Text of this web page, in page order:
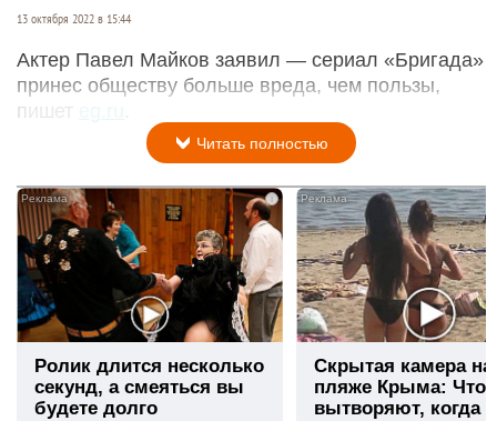
13 октября 2022 в 15:44
Актер Павел Майков заявил — сериал «Бригада»
принес обществу больше вреда, чем пользы,
пишет
Читать полностью
Ролик длится несколько
секунд, а смеяться вы
будете долго
Скрытая камера на
пляже Крыма: Что
вытворяют, когда